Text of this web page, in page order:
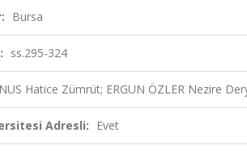
Bursa
ss.295-324
Hatice Zümrüt; ERGUN ÖZLER Nezire
Adresli: Evet